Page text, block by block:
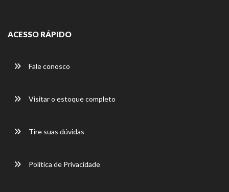
ACESSO RÁPIDO
Fale conosco
Visitar o estoque completo
Tire suas dúvidas
Política de Privacidade